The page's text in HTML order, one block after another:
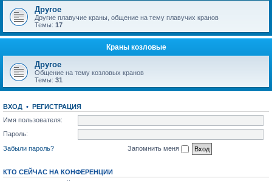
Другое
Другие плавучие краны, общение на тему плавучих кранов
Темы: 17
Краны козловые
Другое
Общение на тему козловых кранов
Темы: 31
ВХОД • РЕГИСТРАЦИЯ
Имя пользователя:
Пароль:
Забыли пароль?
Запомнить меня
КТО СЕЙЧАС НА КОНФЕРЕНЦИИ